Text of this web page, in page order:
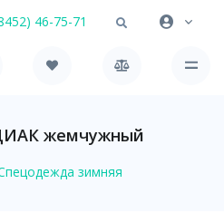
46-75-71
жемчужный
зимняя